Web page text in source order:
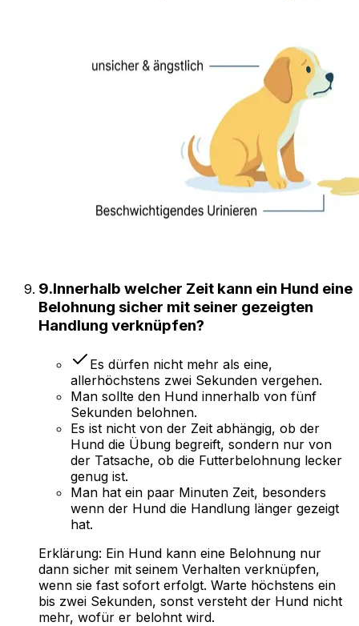
9.Innerhalb welcher Zeit kann ein Hund eine
Belohnung sicher mit seiner gezeigten
Handlung verknüpfen?
Es dürfen nicht mehr als eine,
allerhöchstens zwei Sekunden vergehen.
Man sollte den Hund innerhalb von fünf
Sekunden belohnen.
Es ist nicht von der Zeit abhängig, ob der
Hund die Übung begreift, sondern nur von
der Tatsache, ob die Futterbelohnung lecker
genug ist.
Man hat ein paar Minuten Zeit, besonders
wenn der Hund die Handlung länger gezeigt
hat.
Erklärung: Ein Hund kann eine Belohnung nur
dann sicher mit seinem Verhalten verknüpfen,
wenn sie fast sofort erfolgt. Warte höchstens ein
bis zwei Sekunden, sonst versteht der Hund nicht
mehr, wofür er belohnt wird.